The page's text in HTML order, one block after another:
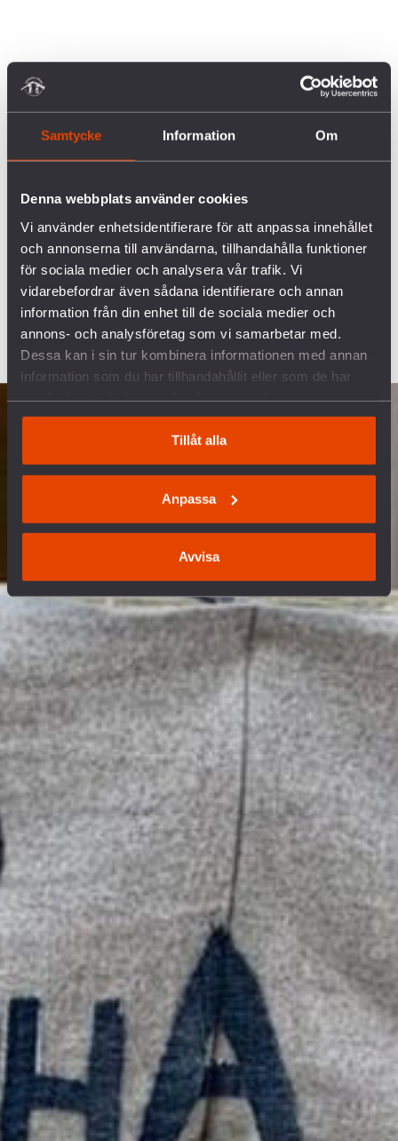
Samtycke Information Om
Denna webbplats använder cookies
Vi använder enhetsidentifierare för att anpassa innehållet
och annonserna till användarna, tillhandahålla funktioner
för sociala medier och analysera vår trafik. Vi
vidarebefordrar även sådana identifierare och annan
information från din enhet till de sociala medier och
annons- och analysföretag som vi samarbetar med.
Dessa kan i sin tur kombinera informationen med annan
information som du har tillhandahållit eller som de har
Tillåt alla
Anpassa
Avvisa